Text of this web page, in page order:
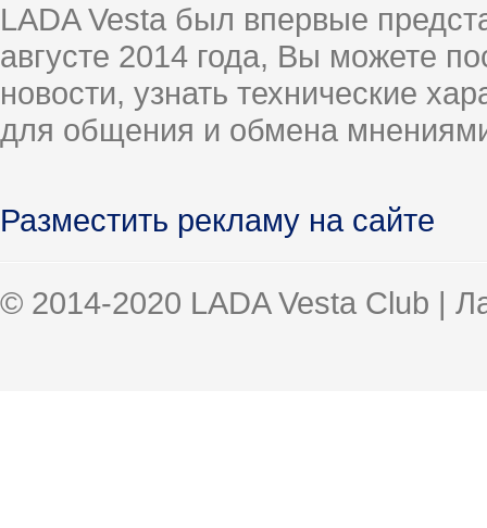
LADA Vesta был впервые
августе 2014 года, Вы можете
новости, узнать технические
для общения и обмена
Разместить рекламу на сайте
© 2014-2020 LADA Vesta Club |